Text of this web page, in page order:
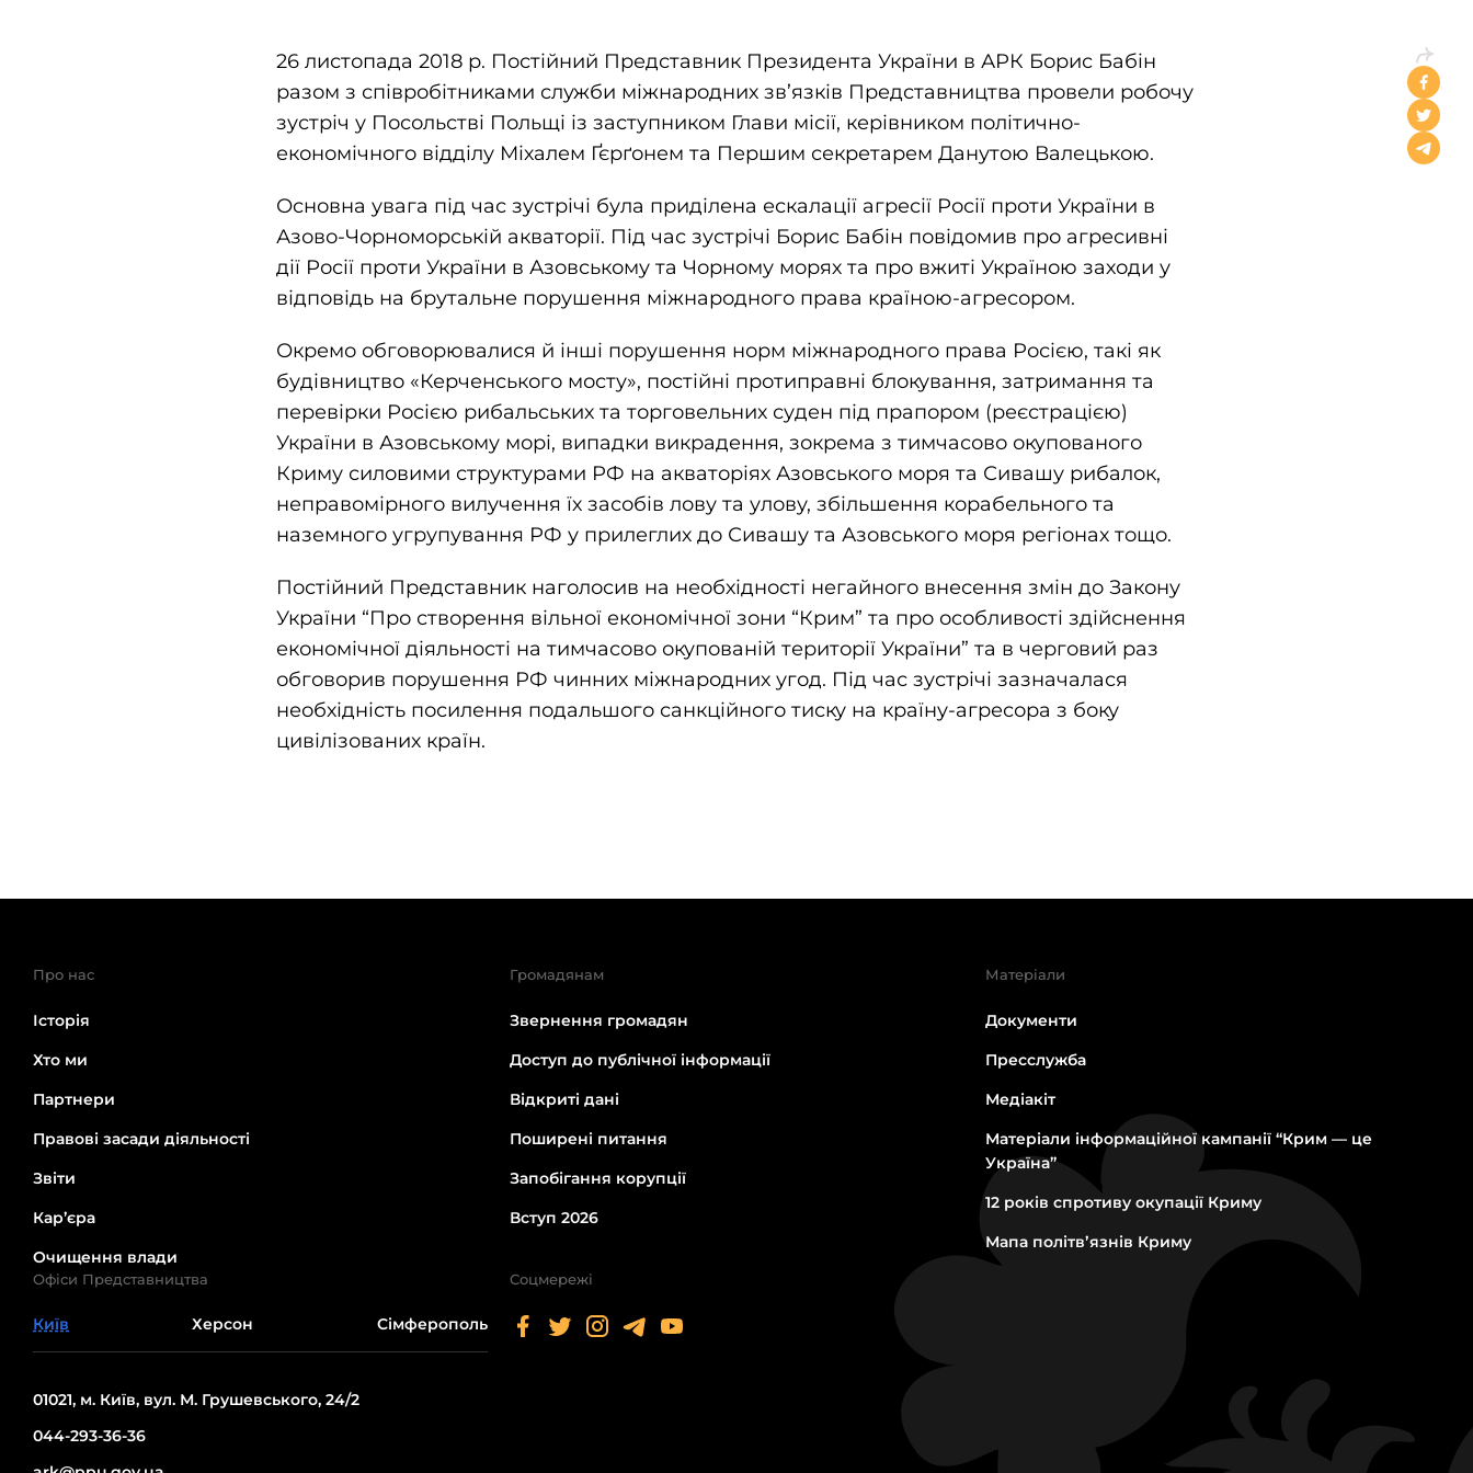
26 листопада 2018 р. Постійний Представник Президента України в АРК Борис Бабін
разом з співробітниками служби міжнародних зв’язків Представництва провели робочу
зустріч у Посольстві Польщі із заступником Глави місії, керівником політично-
економічного відділу Міхалем Ґєрґонем та Першим секретарем Данутою Валецькою.
Основна увага під час зустрічі була приділена ескалації агресії Росії проти України в
Азово-Чорноморській акваторії. Під час зустрічі Борис Бабін повідомив про агресивні
дії Росії проти України в Азовському та Чорному морях та про вжиті Україною заходи у
відповідь на брутальне порушення міжнародного права країною-агресором.
Окремо обговорювалися й інші порушення норм міжнародного права Росією, такі як
будівництво «Керченського мосту», постійні протиправні блокування, затримання та
перевірки Росією рибальських та торговельних суден під прапором (реєстрацією)
України в Азовському морі, випадки викрадення, зокрема з тимчасово окупованого
Криму силовими структурами РФ на акваторіях Азовського моря та Сивашу рибалок,
неправомірного вилучення їх засобів лову та улову, збільшення корабельного та
наземного угрупування РФ у прилеглих до Сивашу та Азовського моря регіонах тощо.
Постійний Представник наголосив на необхідності негайного внесення змін до Закону
України “Про створення вільної економічної зони “Крим” та про особливості здійснення
економічної діяльності на тимчасово окупованій території України” та в черговий раз
обговорив порушення РФ чинних міжнародних угод. Під час зустрічі зазначалася
необхідність посилення подальшого санкційного тиску на країну-агресора з боку
цивілізованих країн.
Про нас
Історія
Хто ми
Партнери
Правові засади діяльності
Звіти
Кар’єра
Очищення влади
Громадянам
Звернення громадян
Доступ до публічної інформації
Відкриті дані
Поширені питання
Запобігання корупції
Вступ 2026
Матеріали
Документи
Пресслужба
Медіакіт
Матеріали інформаційної кампанії “Крим — це
Україна”
12 років спротиву окупації Криму
Мапа політвʼязнів Криму
Офіси Представництва
Київ Херсон Сімферополь
01021, м. Київ, вул. М. Грушевського, 24/2
044-293-36-36
Соцмережі